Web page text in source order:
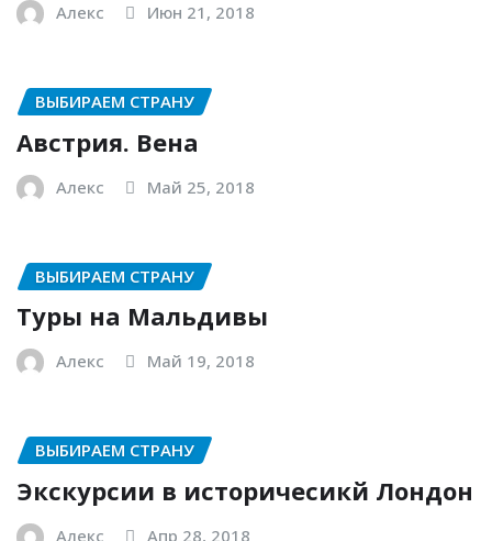
Алекс Июн 21, 2018
ВЫБИРАЕМ СТРАНУ
Австрия. Вена
Алекс Май 25, 2018
ВЫБИРАЕМ СТРАНУ
Туры на Мальдивы
Алекс Май 19, 2018
ВЫБИРАЕМ СТРАНУ
Экскурсии в историчесикй Лондон
Алекс Апр 28, 2018